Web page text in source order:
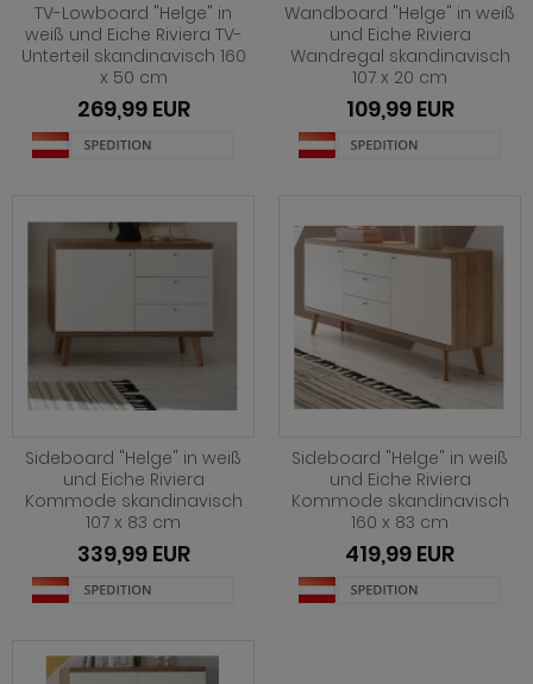
TV-Lowboard "Helge" in
weiß und Eiche Riviera TV-
Unterteil skandinavisch 160
x 50 cm
269,99 EUR
Wandboard "Helge" in weiß
und Eiche Riviera
Wandregal skandinavisch
107 x 20 cm
109,99 EUR
Sideboard "Helge" in weiß
und Eiche Riviera
Kommode skandinavisch
107 x 83 cm
339,99 EUR
Sideboard "Helge" in weiß
und Eiche Riviera
Kommode skandinavisch
160 x 83 cm
419,99 EUR